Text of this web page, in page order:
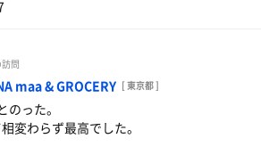
おいてあるタオル入れの隣にあるアルミの
すか？靴ですかね？人によっては服とかバ
と思うので明確に誰でもわかるようにし
っていました。ハンガーはあった方が嬉
問
maa & GROCERY [ 東京都 ]
った。
変わらず最高でした。